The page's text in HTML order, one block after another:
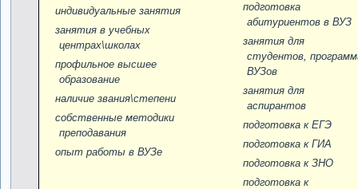
индивидуальные занятия
занятия в учебных
центрах\школах
профильное высшее
образование
наличие звания\степени
собственные методики
преподавания
опыт работы в ВУЗе
подготовка
абитуриентов в ВУЗ
занятия для
студентов,
ВУЗов
занятия для
аспирантов
подготовка к ЕГЭ
подготовка к ГИА
подготовка к ЗНО
подготовка к